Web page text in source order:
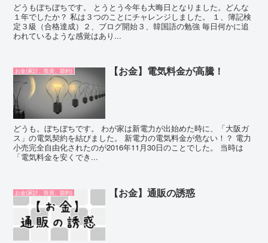
どうもぼちぼちです。 とうとう今年も大晦日となりました。どんな
１年でしたか？ 私は３つのことにチャレンジしました。 １、簿記検
定３級（合格達成）２、ブログ開始３、韓国語の勉強 毎日何かに追
われているような感覚はあり...
お金(家計、投資、節約) 【お金】電気料金が高騰！
どうも。ぼちぼちです。 わが家は新電力が出始めた時に、「大阪ガ
ス」の電気契約を結びました。 新電力の電気料金が危ない！？ 電力
小売完全自由化されたのが2016年11月30日のことでした。 当時は
「電気料金を安くでき...
お金(家計、投資、節約) 【お金】通販の誘惑